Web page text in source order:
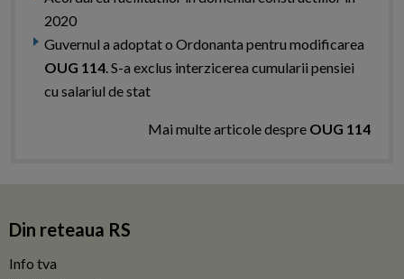
2020
Guvernul a adoptat o Ordonanta pentru modificarea
OUG 114. S-a exclus interzicerea cumularii pensiei
cu salariul de stat
Mai multe articole despre OUG 114
Din reteaua RS
Info tva